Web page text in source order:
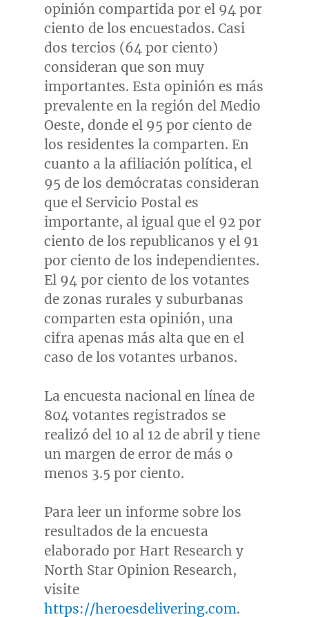
opinión compartida por el 94 por
ciento de los encuestados. Casi
dos tercios (64 por ciento)
consideran que son muy
importantes. Esta opinión es más
prevalente en la región del Medio
Oeste, donde el 95 por ciento de
los residentes la comparten. En
cuanto a la afiliación política, el
95 de los demócratas consideran
que el Servicio Postal es
importante, al igual que el 92 por
ciento de los republicanos y el 91
por ciento de los independientes.
El 94 por ciento de los votantes
de zonas rurales y suburbanas
comparten esta opinión, una
cifra apenas más alta que en el
caso de los votantes urbanos.
La encuesta nacional en línea de
804 votantes registrados se
realizó del 10 al 12 de abril y tiene
un margen de error de más o
menos 3.5 por ciento.
Para leer un informe sobre los
resultados de la encuesta
elaborado por Hart Research y
North Star Opinion Research,
visite
https://heroesdelivering.com.